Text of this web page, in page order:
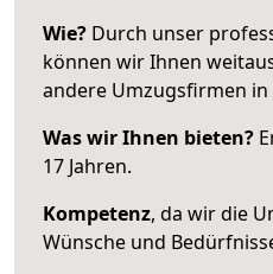
Wie? Durch unser
können wir Ihnen
andere Umzugsfirmen
Was wir Ihnen bieten?
17 Jahren.
Kompetenz, da wir die
Wünsche und